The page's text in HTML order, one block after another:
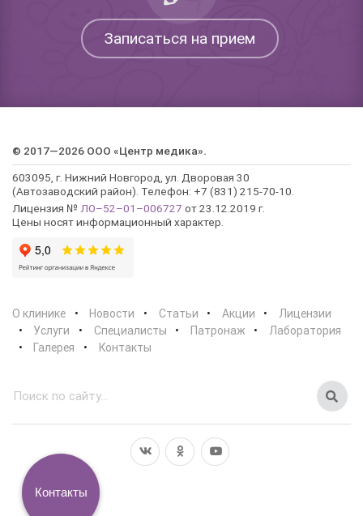
Записаться на прием
© 2017—2026 ООО «Центр медика».
603095, г. Нижний Новгород, ул. Дворовая 30
(Автозаводский район). Телефон: +7 (831) 215-70-10.
Лицензия № ЛО–52–01–006727 от 23.12.2019 г.
Цены носят информационный характер.
О клинике Новости Статьи Акции
Лицензии
Услуги
Специалисты Патронаж
Лаборатория
Галерея
Контакты